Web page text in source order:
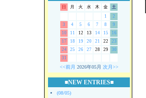
日 月 火 水 木 金
土
1
2
3
4 5 6 7 8
9
10
11 12 13 14 15
16
17
18 19 20 21 22
23
24
25 26 27 28 29
30
31
<<前月 2026年05月 次月>>
■NEW ENTRIES■
(08/05)